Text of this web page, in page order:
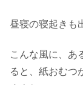
昼寝の寝起きも
こんな風に、あ
ると、紙おむつ